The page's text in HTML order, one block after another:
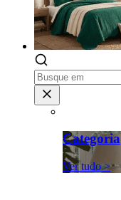
Categoria
Ver tudo >